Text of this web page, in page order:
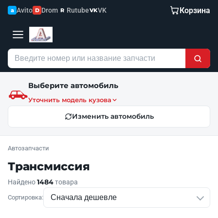
a Avito D Drom R RutubeVKVK Корзина
Выберите автомобиль
Уточнить модель кузова
Изменить автомобиль
Автозапчасти
Трансмиссия
Найдено1484товара
Сортировка: